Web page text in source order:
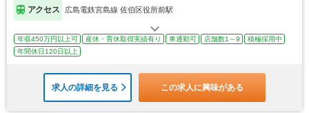
アクセス 広島電鉄宮島線 佐伯区役所前駅
年収450万円以上可 産休・育休取得実績有り 車通勤可 店舗数1～9
積極採用中
年間休日120日以上
求人の詳細を見る この求人に興味がある